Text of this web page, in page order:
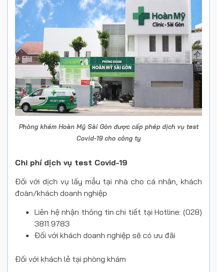
Phòng khám Hoàn Mỹ Sài Gòn được cấp phép dịch vụ test
Covid-19 cho công ty
Chi phí dịch vụ test Covid-19
Đối với dịch vụ lấy mẫu tại nhà cho cá nhân, khách
đoàn/khách doanh nghiệp
Liên hệ nhận thông tin chi tiết tại Hotline: (028)
3811 9783
Đối với khách doanh nghiệp sẽ có ưu đãi
Đối với khách lẻ tại phòng khám